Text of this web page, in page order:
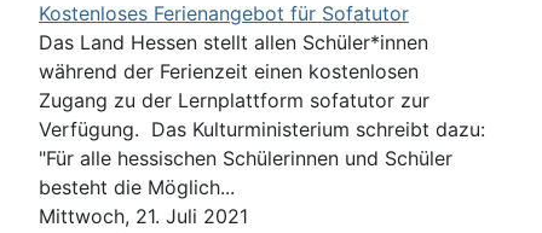
Kostenloses Ferienangebot für Sofatutor
Das Land Hessen stellt allen Schüler*innen
während der Ferienzeit einen kostenlosen
Zugang zu der Lernplattform sofatutor zur
Verfügung. Das Kulturministerium schreibt dazu:
"Für alle hessischen Schülerinnen und Schüler
besteht die Möglich...
Mittwoch, 21. Juli 2021